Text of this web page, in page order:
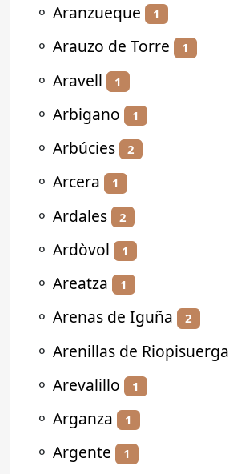
⚬ Aranzueque 1
⚬ Arauzo de Torre 1
⚬ Aravell 1
⚬ Arbigano 1
⚬ Arbúcies 2
⚬ Arcera 1
⚬ Ardales 2
⚬ Ardòvol 1
⚬ Areatza 1
⚬ Arenas de Iguña 2
⚬ Arenillas de Riopisuerga
⚬ Arevalillo 1
⚬ Arganza 1
⚬ Argente 1